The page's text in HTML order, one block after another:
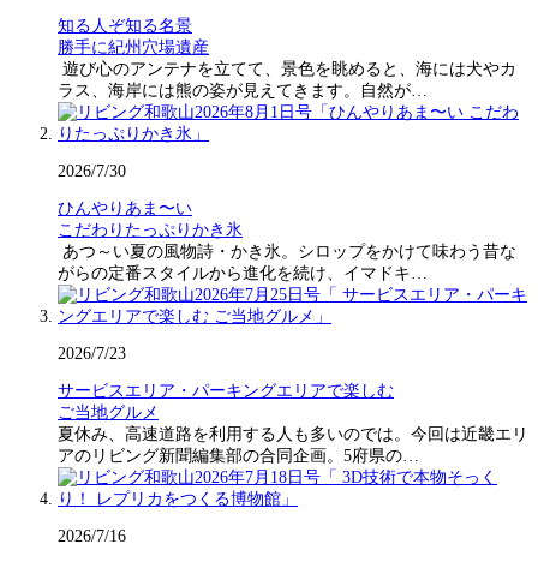
知る人ぞ知る名景
勝手に紀州穴場遺産
遊び心のアンテナを立てて、景色を眺めると、海には犬やカ
ラス、海岸には熊の姿が見えてきます。自然が…
2026/7/30
ひんやりあま〜い
こだわりたっぷりかき氷
あつ～い夏の風物詩・かき氷。シロップをかけて味わう昔な
がらの定番スタイルから進化を続け、イマドキ…
2026/7/23
サービスエリア・パーキングエリアで楽しむ
ご当地グルメ
夏休み、高速道路を利用する人も多いのでは。今回は近畿エリ
アのリビング新聞編集部の合同企画。5府県の…
2026/7/16